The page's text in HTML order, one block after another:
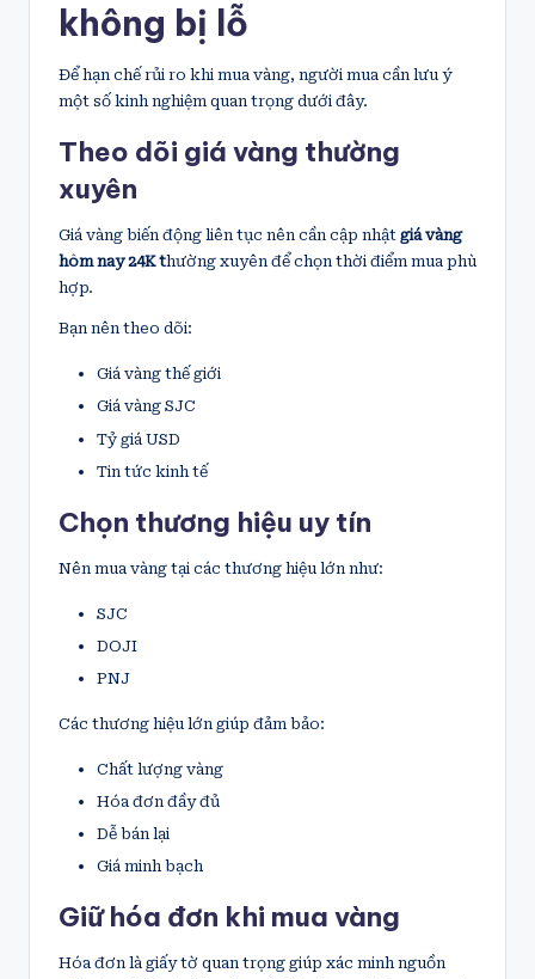
không bị lỗ
Để hạn chế rủi ro khi mua vàng, người mua cần lưu ý
một số kinh nghiệm quan trọng dưới đây.
Theo dõi giá vàng thường
xuyên
Giá vàng biến động liên tục nên cần cập nhật giá vàng
hôm nay 24K thường xuyên để chọn thời điểm mua phù
hợp.
Bạn nên theo dõi:
Giá vàng thế giới
Giá vàng SJC
Tỷ giá USD
Tin tức kinh tế
Chọn thương hiệu uy tín
Nên mua vàng tại các thương hiệu lớn như:
SJC
DOJI
PNJ
Các thương hiệu lớn giúp đảm bảo:
Chất lượng vàng
Hóa đơn đầy đủ
Dễ bán lại
Giá minh bạch
Giữ hóa đơn khi mua vàng
Hóa đơn là giấy tờ quan trọng giúp xác minh nguồn